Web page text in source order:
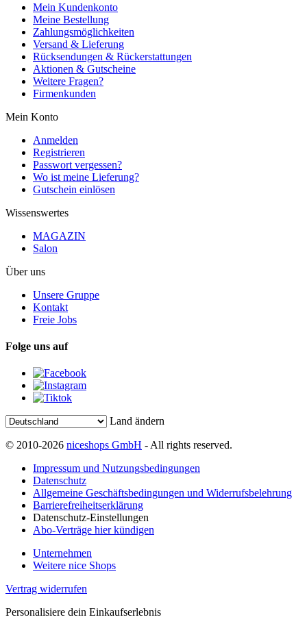
Mein Kundenkonto
Meine Bestellung
Zahlungsmöglichkeiten
Versand & Lieferung
Rücksendungen & Rückerstattungen
Aktionen & Gutscheine
Weitere Fragen?
Firmenkunden
Mein Konto
Anmelden
Registrieren
Passwort vergessen?
Wo ist meine Lieferung?
Gutschein einlösen
Wissenswertes
MAGAZIN
Salon
Über uns
Unsere Gruppe
Kontakt
Freie Jobs
Folge uns auf
Land ändern
© 2010-2026 niceshops GmbH - All rights reserved.
Impressum und Nutzungsbedingungen
Datenschutz
Allgemeine Geschäftsbedingungen und Widerrufsbelehrung
Barrierefreiheitserklärung
Datenschutz-Einstellungen
Abo-Verträge hier kündigen
Unternehmen
Weitere nice Shops
Vertrag widerrufen
Personalisiere dein Einkaufserlebnis